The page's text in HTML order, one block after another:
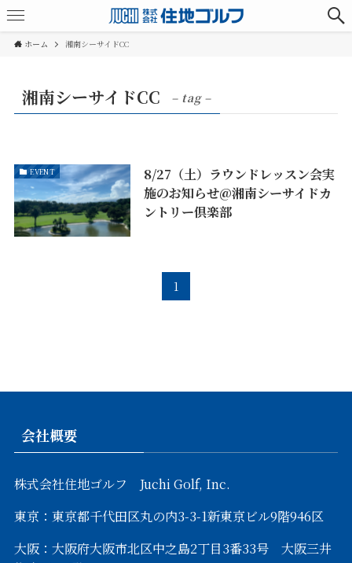
ホーム 湘南シーサイドCC
湘南シーサイドCC – tag –
EVENT
8/27（土）ラウンドレッスン会実
施のお知らせ@湘南シーサイドカ
ントリー倶楽部
1
会社概要
株式会社住地ゴルフ Juchi Golf, Inc.
東京：東京都千代田区丸の内3-3-1新東京ビル9階946区
大阪：大阪府大阪市北区中之島2丁目3番33号 大阪三井